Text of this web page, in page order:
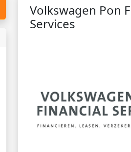
Volkswagen Pon
Services